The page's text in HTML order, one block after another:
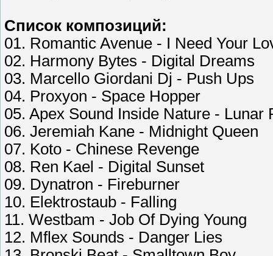
Список композиций:
01. Romantic Avenue - I Need Your
02. Harmony Bytes - Digital Dreams
03. Marcello Giordani Dj - Push Ups
04. Proxyon - Space Hopper
05. Apex Sound Inside Nature - Lunar
06. Jeremiah Kane - Midnight Queen
07. Koto - Chinese Revenge
08. Ren Kael - Digital Sunset
09. Dynatron - Fireburner
10. Elektrostaub - Falling
11. Westbam - Job Of Dying Young
12. Mflex Sounds - Danger Lies